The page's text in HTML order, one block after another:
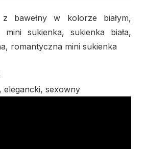
bawełny w kolorze białym,
sukienka, sukienka biała,
romantyczna mini sukienka
sexowny